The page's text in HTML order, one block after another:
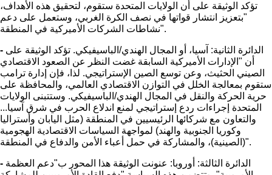
تؤكد الوثيقة على أن الولايات المتحدة ستقوم، لتحقيق هذه الأهداف،
"بتعزيز انتشار قواتها في نصف الكرة الغربي، وستعمل على دعم
نشاطات الشركات الأميركية في المنطقة".
- الدائرة الثانية: آسيا، أو المجال الهندي/الباسيفيكي. تؤكد الوثيقة على
أن "الإدارات الأميركية السابقة غضت النظر عن الصعود الاقتصادي
الصيني الحثيث، وعن توسع الصين الإستراتيجي. لذا، فإن إدارة ترامب
ستقوم بمعالجة الخلل في التوازن الاقتصادي العالمي، والمحافظة على
حرية الحركة والنقل في المجال الهندي/الباسيفيكي. وستتبنى الولايات
المتحدة إجراءات ردع إستراتيجي لمنع اندلاع الحرب في شرق آسيا...
والتعاون مع شركائها الرئيسيين في المنطقة (مثل اليابان وأستراليا
وكوريا الجنوبية والهند) لمواجهة السياسات الاقتصادية الهجومية
(الصينية)، والمشاركة في حمل أعباء الأمن والدفاع في المنطقة".
- الدائرة الثالثة: أوروبا: عنونت الوثيقة هذا المحور ب"دعم العظمة